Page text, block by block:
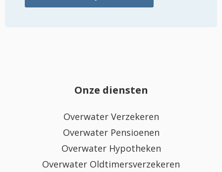
Onze diensten
Overwater Verzekeren
Overwater Pensioenen
Overwater Hypotheken
Overwater Oldtimersverzekeren